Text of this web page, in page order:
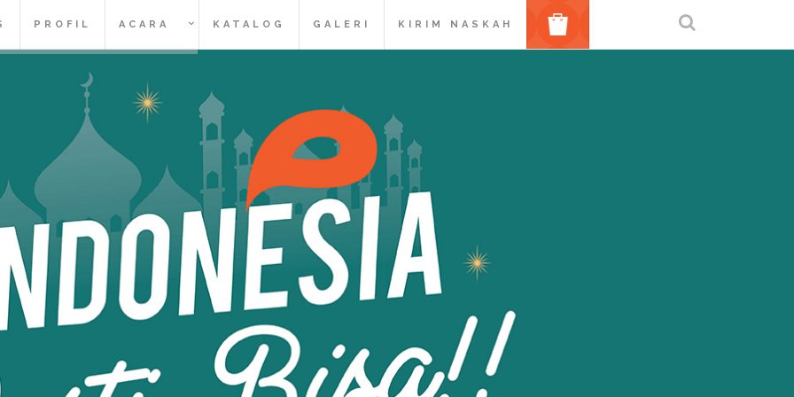
PROFIL ACARA KATALOG GALERI KIRIM NASKAH BELANJA